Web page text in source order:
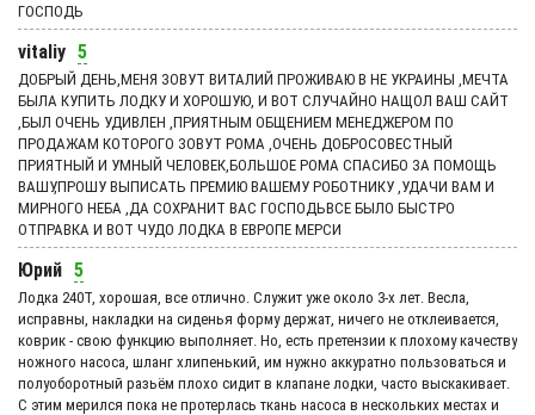
ГОСПОДЬ
vitaliy 5
ДОБРЫЙ ДЕНЬ,МЕНЯ ЗОВУТ ВИТАЛИЙ ПРОЖИВАЮ В НЕ УКРАИНЫ ,МЕЧТА
БЫЛА КУПИТЬ ЛОДКУ И ХОРОШУЮ, И ВОТ СЛУЧАЙНО НАЩОЛ ВАШ САЙТ
,БЫЛ ОЧЕНЬ УДИВЛЕН ,ПРИЯТНЫМ ОБЩЕНИЕМ МЕНЕДЖЕРОМ ПО
ПРОДАЖАМ КОТОРОГО ЗОВУТ РОМА ,ОЧЕНЬ ДОБРОСОВЕСТНЫЙ
ПРИЯТНЫЙ И УМНЫЙ ЧЕЛОВЕК,БОЛЬШОЕ РОМА СПАСИБО ЗА ПОМОЩЬ
ВАШУ,ПРОШУ ВЫПИСАТЬ ПРЕМИЮ ВАШЕМУ РОБОТНИКУ ,УДАЧИ ВАМ И
МИРНОГО НЕБА ,ДА СОХРАНИТ ВАС ГОСПОДЬВСЕ БЫЛО БЫСТРО
ОТПРАВКА И ВОТ ЧУДО ЛОДКА В ЕВРОПЕ МЕРСИ
Юрий 5
Лодка 240Т, хорошая, все отлично. Служит уже около 3-х лет. Весла,
исправны, накладки на сиденья форму держат, ничего не отклеивается,
коврик - свою функцию выполняет. Но, есть претензии к плохому качеству
ножного насоса, шланг хлипенький, им нужно аккуратно пользоваться и
полуоборотный разьём плохо сидит в клапане лодки, часто выскакивает.
С этим мерился пока не протерлась ткань насоса в нескольких местах и